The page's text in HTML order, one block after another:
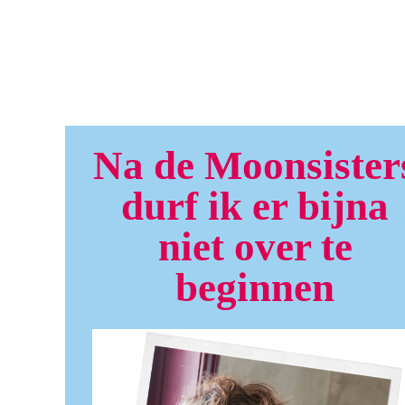
Na de
durf ik er bijna
niet over te
beginnen